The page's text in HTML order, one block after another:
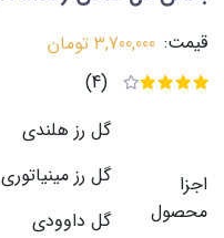
قیمت: 3,700,000 تومان
(4)
اجزا
محصول
گل رز هلندی
گل رز مینیاتوری
گل داوودی